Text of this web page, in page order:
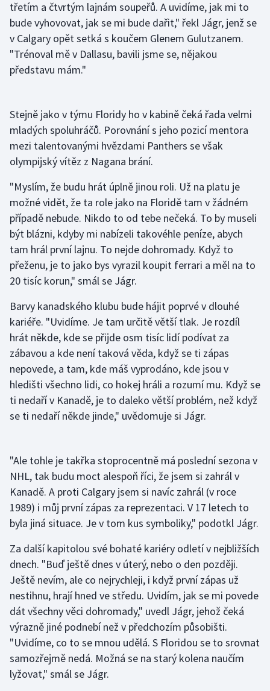
třetím a čtvrtým lajnám soupeřů. A uvidíme, jak mi to
bude vyhovovat, jak se mi bude dařit," řekl Jágr, jenž se
v Calgary opět setká s koučem Glenem Gulutzanem.
"Trénoval mě v Dallasu, bavili jsme se, nějakou
představu mám."
Stejně jako v týmu Floridy ho v kabině čeká řada velmi
mladých spoluhráčů. Porovnání s jeho pozicí mentora
mezi talentovanými hvězdami Panthers se však
olympijský vítěz z Nagana brání.
"Myslím, že budu hrát úplně jinou roli. Už na platu je
možné vidět, že ta role jako na Floridě tam v žádném
případě nebude. Nikdo to od tebe nečeká. To by museli
být blázni, kdyby mi nabízeli takovéhle peníze, abych
tam hrál první lajnu. To nejde dohromady. Když to
přeženu, je to jako bys vyrazil koupit ferrari a měl na to
20 tisíc korun," smál se Jágr.
Barvy kanadského klubu bude hájit poprvé v dlouhé
kariéře. "Uvidíme. Je tam určitě větší tlak. Je rozdíl
hrát někde, kde se přijde osm tisíc lidí podívat za
zábavou a kde není taková věda, když se ti zápas
nepovede, a tam, kde máš vyprodáno, kde jsou v
hledišti všechno lidi, co hokej hráli a rozumí mu. Když se
ti nedaří v Kanadě, je to daleko větší problém, než když
se ti nedaří někde jinde," uvědomuje si Jágr.
"Ale tohle je takřka stoprocentně má poslední sezona v
NHL, tak budu moct alespoň říci, že jsem si zahrál v
Kanadě. A proti Calgary jsem si navíc zahrál (v roce
1989) i můj první zápas za reprezentaci. V 17 letech to
byla jiná situace. Je v tom kus symboliky," podotkl Jágr.
Za další kapitolou své bohaté kariéry odletí v nejbližších
dnech. "Buď ještě dnes v úterý, nebo o den později.
Ještě nevím, ale co nejrychleji, i když první zápas už
nestihnu, hrají hned ve středu. Uvidím, jak se mi povede
dát všechny věci dohromady," uvedl Jágr, jehož čeká
výrazně jiné podnebí než v předchozím působišti.
"Uvidíme, co to se mnou udělá. S Floridou se to srovnat
samozřejmě nedá. Možná se na starý kolena naučím
lyžovat," smál se Jágr.